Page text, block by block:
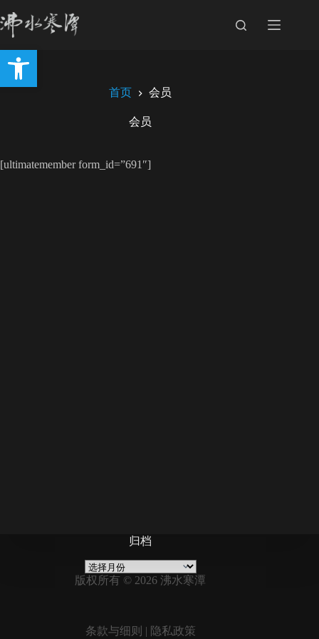
打开工具栏
至
容
首页 会员
会员
[ultimatemember form_id=”691″]
归档
归
档
版权所有 © 2026 沸水寒潭
条款与细则 | 隐私政策